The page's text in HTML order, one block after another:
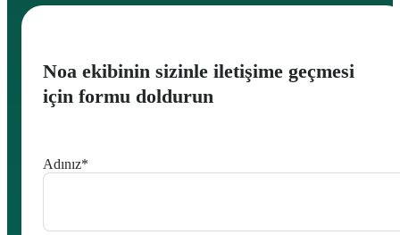
Noa ekibinin sizinle iletişime geçmesi
için formu doldurun
Adınız*